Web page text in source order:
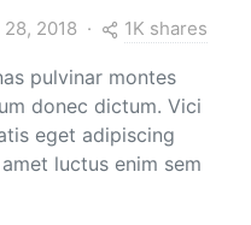
2018 1K shares
pulvinar montes
donec dictum. Vici
eget adipiscing
luctus enim sem